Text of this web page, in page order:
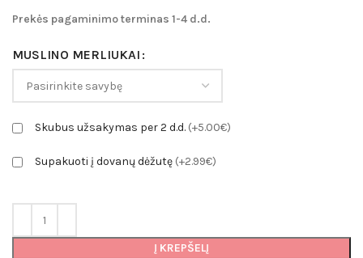
14.69€
17.84€
Prekės pagaminimo terminas 1-4 d.d.
MUSLINO MERLIUKAI
Skubus užsakymas per 2 d.d. (+5.00€)
Supakuoti į dovanų dėžutę (+2.99€)
Į KREPŠELĮ